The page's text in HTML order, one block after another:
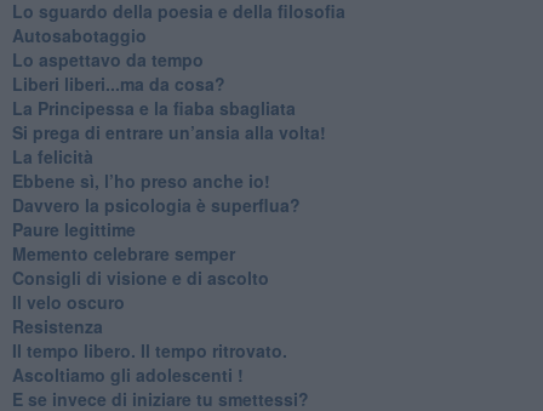
​Lo sguardo della poesia e della filosofia
Autosabotaggio
​Lo aspettavo da tempo
​Liberi liberi...ma da cosa?
​La Principessa e la fiaba sbagliata
Si prega di entrare un’ansia alla volta!
​La felicità
​Ebbene sì, l’ho preso anche io!
​Davvero la psicologia è superflua?
Paure legittime
​Memento celebrare semper
​Consigli di visione e di ascolto
​Il velo oscuro
Resistenza
​Il tempo libero. Il tempo ritrovato.
Ascoltiamo gli adolescenti !
​E se invece di iniziare tu smettessi?